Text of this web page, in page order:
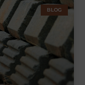
BLOG